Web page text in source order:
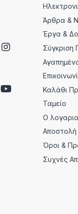
Άρθρα &
Έργα &
Σύγκριση
Καλάθι
Ταμείο
Ο
Όροι &
Συχνές